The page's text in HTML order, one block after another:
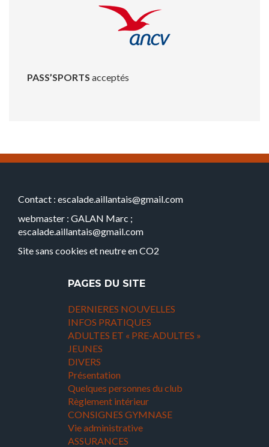
PASS’SPORTS acceptés
Contact : escalade.aillantais@gmail.com
webmaster : GALAN Marc ;
escalade.aillantais@gmail.com
Site sans cookies et neutre en CO2
PAGES DU SITE
DERNIERES NOUVELLES
INFOS PRATIQUES
ADULTES ET « PRE-ADULTES »
JEUNES
DIVERS
Présentation
Quelques personnes du club
Règlement intérieur
CONSIGNES GYMNASE
Vie administrative
ASSURANCES